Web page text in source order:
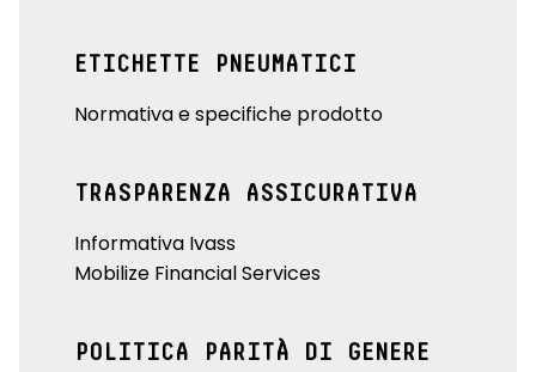
ETICHETTE PNEUMATICI
Normativa e specifiche prodotto
TRASPARENZA ASSICURATIVA
Informativa Ivass
Mobilize Financial Services
POLITICA PARITÀ DI GENERE